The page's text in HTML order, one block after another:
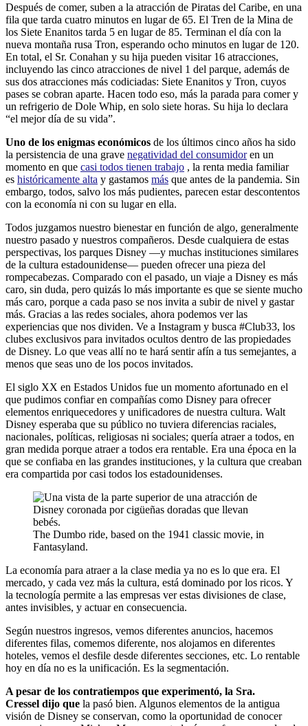
Después de comer, suben a la atracción de Piratas del Caribe, en una
fila que tarda cuatro minutos en lugar de 65. El Tren de la Mina de
los Siete Enanitos tarda 5 en lugar de 85. Terminan el día con la
nueva montaña rusa Tron, esperando ocho minutos en lugar de 120.
En total, el Sr. Conahan y su hija pueden visitar 16 atracciones,
incluyendo las cinco atracciones de nivel 1 del parque, además de
sus dos atracciones más codiciadas: Siete Enanitos y Tron, cuyos
pases se cobran aparte. Hacen todo eso, más la parada para comer y
un refrigerio de Dole Whip, en solo siete horas. Su hija lo declara
“el mejor día de su vida”.
Uno de los enigmas económicos de los últimos cinco años ha sido
la persistencia de una grave negatividad del consumidoren un
momento en que casi todos tienen trabajo , la renta media familiar
es históricamente alta y gastamos más que antes de la pandemia. Sin
embargo, todos, salvo los más pudientes, parecen estar descontentos
con la economía ni con su lugar en ella.
Todos juzgamos nuestro bienestar en función de algo, generalmente
nuestro pasado y nuestros compañeros. Desde cualquiera de estas
perspectivas, los parques Disney —y muchas instituciones similares
de la cultura estadounidense— pueden ofrecer una pieza del
rompecabezas. Comparado con el pasado, un viaje a Disney es más
caro, sin duda, pero quizás lo más importante es que se siente mucho
más caro, porque a cada paso se nos invita a subir de nivel y gastar
más. Gracias a las redes sociales, ahora podemos ver las
experiencias que nos dividen. Ve a Instagram y busca #Club33, los
clubes exclusivos para invitados ocultos dentro de las propiedades
de Disney. Lo que veas allí no te hará sentir afín a tus semejantes, a
menos que seas uno de los pocos invitados.
El siglo XX en Estados Unidos fue un momento afortunado en el
que pudimos confiar en compañías como Disney para ofrecer
elementos enriquecedores y unificadores de nuestra cultura. Walt
Disney esperaba que su público no tuviera diferencias raciales,
nacionales, políticas, religiosas ni sociales; quería atraer a todos, en
gran medida porque atraer a todos era rentable. Era una época en la
que se confiaba en las grandes instituciones, y la cultura que creaban
era compartida por casi todos los estadounidenses.
The Dumbo ride, based on the 1941 classic movie, in
Fantasyland.
La economía para atraer a la clase media ya no es lo que era. El
mercado, y cada vez más la cultura, está dominado por los ricos. Y
la tecnología permite a las empresas ver estas divisiones de clase,
antes invisibles, y actuar en consecuencia.
Según nuestros ingresos, vemos diferentes anuncios, hacemos
diferentes filas, comemos diferente, nos alojamos en diferentes
hoteles, vemos el desfile desde diferentes secciones, etc. Lo rentable
hoy en día no es la unificación. Es la segmentación.
A pesar de los contratiempos que experimentó, la Sra.
Cressel dijo que la pasó bien. Algunos elementos de la antigua
visión de Disney se conservan, como la oportunidad de conocer